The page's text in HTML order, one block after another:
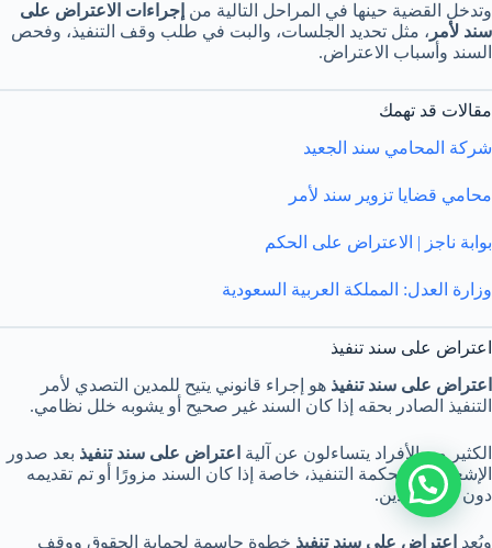
وتدخل القضية حينها في المراحل التالية من إجراءات الاعتراض على
سند لأمر ، مثل تحديد الجلسات، والبت في طلب وقف التنفيذ، وفحص
السند وأسباب الاعتراض.
مقالات قد تهمك
شركة المحامي سند الجعيد
محامي قضايا تزوير سند لأمر
بوابة ناجز | الاعتراض على الحكم
وزارة العدل: المملكة العربية السعودية
اعتراض على سند تنفيذ
اعتراض على سند تنفيذ هو إجراء قانوني يتيح للمدين التصدي لأمر
التنفيذ الصادر بحقه إذا كان السند غير صحيح أو يشوبه خلل نظامي.
الكثير من الأفراد يتساءلون عن آلية اعتراض على سند تنفيذ بعد صدور
الإشعار من محكمة التنفيذ، خاصة إذا كان السند مزورًا أو تم تقديمه
دون علم المدين.
ويُعد اعتراض على سند تنفيذ خطوة حاسمة لحماية الحقوق ووقف
تواصل مع المحامي